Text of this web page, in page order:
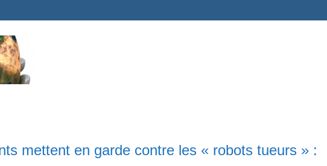
mettent en garde contre les « robots tueurs » :